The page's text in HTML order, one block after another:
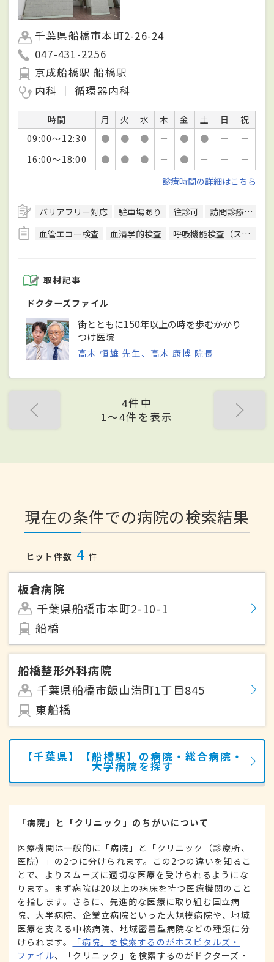
千葉県船橋市本町2-26-24
047-431-2256
京成船橋駅 船橋駅
内科
循環器内科
時間 月 火 水 木 金 土 日
祝
09:00～12:30
● ● ● － ● ● －
－
16:00～18:00
● ● ● － ● － －
－
診療時間の詳細はこちら
バリアフリー対応 駐車場あり 往診可 訪問診療可
血管エコー検査
血清学的検査 呼吸機能検査（スパイロメトリー）
取材記事
ドクターズファイル
街とともに150年以上の時を歩むかかり
つけ医院
高木 恒雄 先生、高木 康博 院長
4件中
1〜4件を表示
現在の条件での病院の検索結果
ヒット件数 4 件
板倉病院
千葉県船橋市本町2-10-1
船橋
船橋整形外科病院
千葉県船橋市飯山満町1丁目845
東船橋
【千葉県】【船橋駅】の病院・総合病院・
大学病院を探す
「病院」と「クリニック」のちがいについて
医療機関は一般的に「病院」と「クリニック（診療所、
医院）」の2つに分けられます。この2つの違いを知るこ
とで、よりスムーズに適切な医療を受けられるようにな
ります。まず病院は20以上の病床を持つ医療機関のこと
を指します。さらに、先進的な医療に取り組む国立病
院、大学病院、企業立病院といった大規模病院や、地域
医療を支える中核病院、地域密着型病院などの種類に分
けられます。
「病院」を検索するのがホスピタルズ・
ファイル、「クリニック」を検索するのがドクターズ・